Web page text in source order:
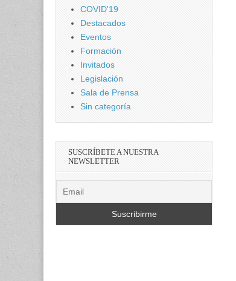
COVID'19
Destacados
Eventos
Formación
Invitados
Legislación
Sala de Prensa
Sin categoría
SUSCRÍBETE A NUESTRA
NEWSLETTER